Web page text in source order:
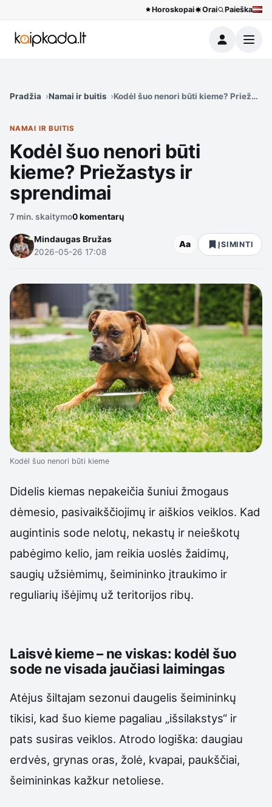
Horoskopai Orai Paieška
Meniu
Pradžia Namai ir buitis Kodėl šuo nenori būti kieme?
NAMAI IR BUITIS
Kodėl šuo nenori būti
kieme? Priežastys ir
sprendimai
7 min. skaitymo0 komentarų
Mindaugas Bružas
2026-05-26 17:08
Aa ĮSIMINTI
Kodėl šuo nenori būti kieme
Didelis kiemas nepakeičia šuniui žmogaus
dėmesio, pasivaikščiojimų ir aiškios veiklos. Kad
augintinis sode nelotų, nekastų ir neieškotų
pabėgimo kelio, jam reikia uoslės žaidimų,
saugių užsiėmimų, šeimininko įtraukimo ir
reguliarių išėjimų už teritorijos ribų.
Laisvė kieme – ne viskas: kodėl šuo
sode ne visada jaučiasi laimingas
Atėjus šiltajam sezonui daugelis šeimininkų
tikisi, kad šuo kieme pagaliau „išsilakstys“ ir
pats susiras veiklos. Atrodo logiška: daugiau
erdvės, grynas oras, žolė, kvapai, paukščiai,
šeimininkas kažkur netoliese.